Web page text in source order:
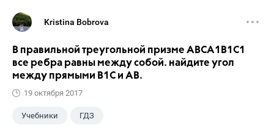
Kristina Bobrova
В правильной треугольной призме АВСA1В1С1
все ребра равны между собой. найдите угол
между прямыми В1С и АВ.
19 октября 2017
Учебники ГДЗ